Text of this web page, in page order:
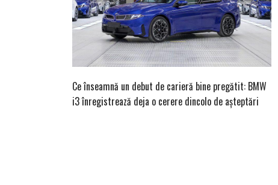
Ce înseamnă un debut de carieră bine pregătit: BMW
i3 înregistrează deja o cerere dincolo de așteptări